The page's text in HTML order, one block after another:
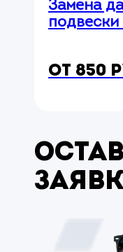
Замена
от 850